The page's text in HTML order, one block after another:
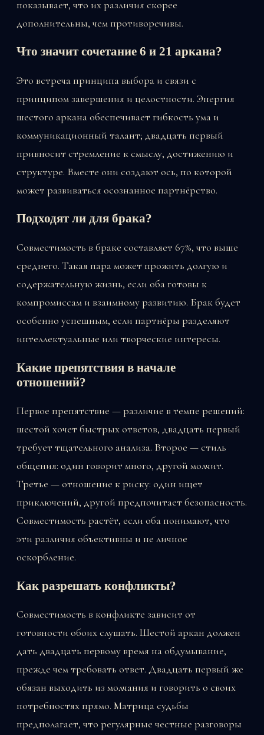
показывает, что их различия скорее
дополнительны, чем противоречивы.
Что значит сочетание 6 и 21 аркана?
Это встреча принципа выбора и связи с
принципом завершения и целостности. Энергия
шестого аркана обеспечивает гибкость ума и
коммуникационный талант; двадцать первый
привносит стремление к смыслу, достижению и
структуре. Вместе они создают ось, по которой
может развиваться осознанное партнёрство.
Подходят ли для брака?
Совместимость в браке составляет 67%, что выше
среднего. Такая пара может прожить долгую и
содержательную жизнь, если оба готовы к
компромиссам и взаимному развитию. Брак будет
особенно успешным, если партнёры разделяют
интеллектуальные или творческие интересы.
Какие препятствия в начале
отношений?
Первое препятствие — различие в темпе решений:
шестой хочет быстрых ответов, двадцать первый
требует тщательного анализа. Второе — стиль
общения: один говорит много, другой молчит.
Третье — отношение к риску: один ищет
приключений, другой предпочитает безопасность.
Совместимость растёт, если оба понимают, что
эти различия объективны и не личное
оскорбление.
Как разрешать конфликты?
Совместимость в конфликте зависит от
готовности обоих слушать. Шестой аркан должен
дать двадцать первому время на обдумывание,
прежде чем требовать ответ. Двадцать первый же
обязан выходить из молчания и говорить о своих
потребностях прямо. Матрица судьбы
предполагает, что регулярные честные разговоры